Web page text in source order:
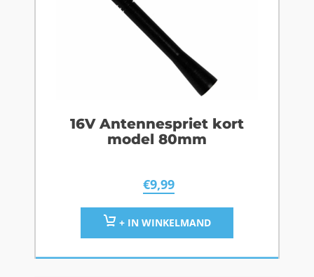
16V Antennespriet kort
model 80mm
€9,99
+ IN WINKELMAND